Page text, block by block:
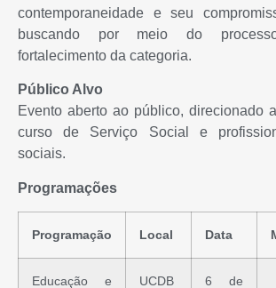
contemporaneidade e seu
buscando por meio do
fortalecimento da categoria.
Público Alvo
Evento aberto ao público, direcionado
curso de Serviço Social e
sociais.
Programações
Programação Local Data
Educação e
UCDB
6 de